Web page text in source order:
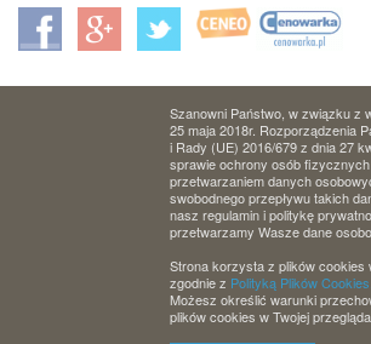
Szanowni Państwo, w związku z
25 maja 2018r. Rozporządzenia
i Rady (UE) 2016/679 z dnia 27
sprawie ochrony osób
przetwarzaniem danych
swobodnego przepływu takich
nasz regulamin i politykę
przetwarzamy Wasze dane
Strona korzysta z plików cookies
zgodnie z Polityką Plików Cookies.
Możesz określić warunki
plików cookies w Twojej